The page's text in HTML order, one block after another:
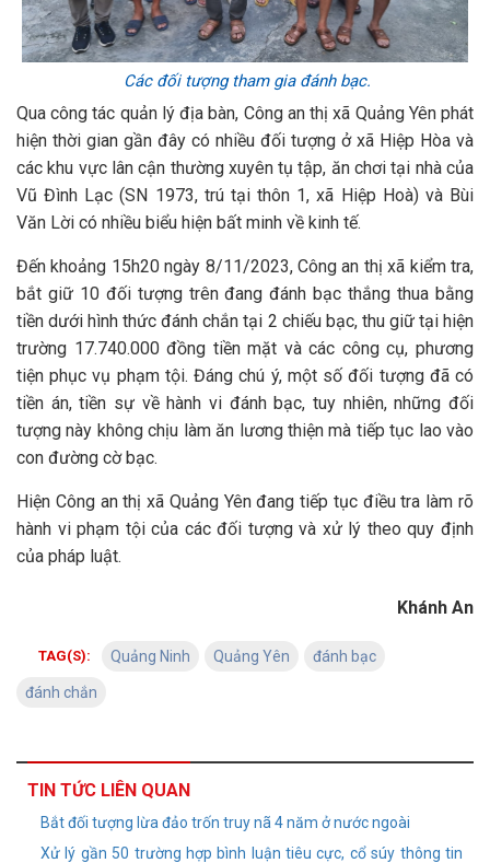
Các đối tượng tham gia đánh bạc.
Qua công tác quản lý địa bàn, Công an thị xã Quảng Yên phát
hiện thời gian gần đây có nhiều đối tượng ở xã Hiệp Hòa và
các khu vực lân cận thường xuyên tụ tập, ăn chơi tại nhà của
Vũ Đình Lạc (SN 1973, trú tại thôn 1, xã Hiệp Hoà) và Bùi
Văn Lời có nhiều biểu hiện bất minh về kinh tế.
Đến khoảng 15h20 ngày 8/11/2023, Công an thị xã kiểm tra,
bắt giữ 10 đối tượng trên đang đánh bạc thắng thua bằng
tiền dưới hình thức đánh chắn tại 2 chiếu bạc, thu giữ tại hiện
trường 17.740.000 đồng tiền mặt và các công cụ, phương
tiện phục vụ phạm tội. Đáng chú ý, một số đối tượng đã có
tiền án, tiền sự về hành vi đánh bạc, tuy nhiên, những đối
tượng này không chịu làm ăn lương thiện mà tiếp tục lao vào
con đường cờ bạc.
Hiện Công an thị xã Quảng Yên đang tiếp tục điều tra làm rõ
hành vi phạm tội của các đối tượng và xử lý theo quy định
của pháp luật.
Khánh An
TAG(S): Quảng Ninh Quảng Yên đánh bạc
đánh chắn
TIN TỨC LIÊN QUAN
Bắt đối tượng lừa đảo trốn truy nã 4 năm ở nước ngoài
Xử lý gần 50 trường hợp bình luận tiêu cực, cổ súy thông tin